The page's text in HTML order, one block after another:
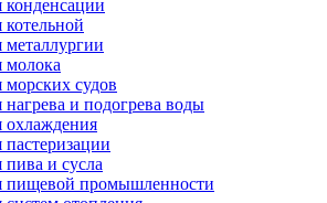
конденсации
котельной
металлургии
молока
морских судов
нагрева и подогрева воды
охлаждения
пастеризации
пива и сусла
пищевой промышленности